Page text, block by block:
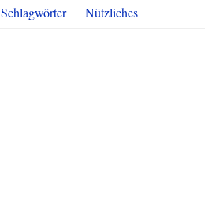
Schlagwörter Nützliches